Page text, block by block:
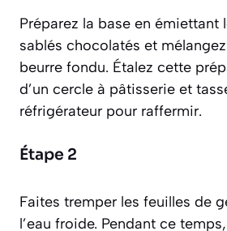
Préparez la base en émiettant
sablés chocolatés et
beurre fondu. Étalez cette
d’un cercle à pâtisserie et
réfrigérateur pour raffermir.
Étape 2
Faites tremper les feuilles de
l’eau froide. Pendant ce